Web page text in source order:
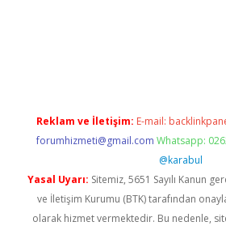
Reklam ve İletişim: E-mail:
forumhizmeti@gmail.com Whatsapp:
@karabul
Yasal Uyarı: Sitemiz, 5651 Sayılı Kanun
ve İletişim Kurumu (BTK) tarafından
olarak hizmet vermektedir. Bu nedenle,